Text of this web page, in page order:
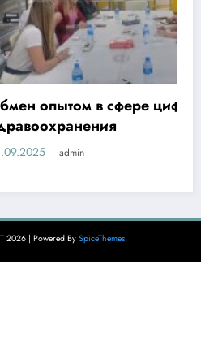
цифровизации
2026 | Powered By SpiceThemes